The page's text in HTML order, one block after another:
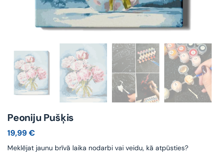
Peoniju Pušķis
19,99€
Meklējat jaunu brīvā laika nodarbi vai veidu, kā atpūsties?